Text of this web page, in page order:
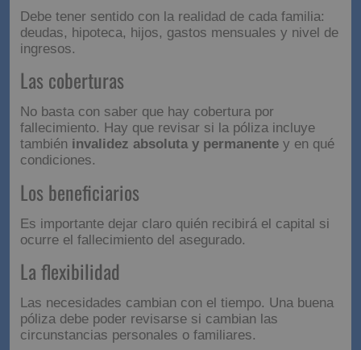
Debe tener sentido con la realidad de cada familia:
deudas, hipoteca, hijos, gastos mensuales y nivel de
ingresos.
Las coberturas
No basta con saber que hay cobertura por
fallecimiento. Hay que revisar si la póliza incluye
también invalidez absoluta y permanente y en qué
condiciones.
Los beneficiarios
Es importante dejar claro quién recibirá el capital si
ocurre el fallecimiento del asegurado.
La flexibilidad
Las necesidades cambian con el tiempo. Una buena
póliza debe poder revisarse si cambian las
circunstancias personales o familiares.